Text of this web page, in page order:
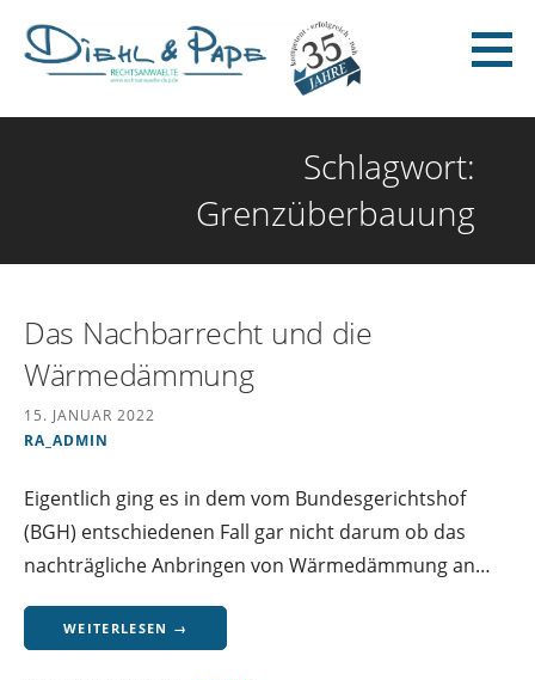
Inhalt
springen
Diehl & Pape - Rechtsanwälte
Schlagwort:
Grenzüberbauung
Das Nachbarrecht und die
Wärmedämmung
15. JANUAR 2022
RA_ADMIN
Eigentlich ging es in dem vom Bundesgerichtshof
(BGH) entschiedenen Fall gar nicht darum ob das
nachträgliche Anbringen von Wärmedämmung an…
WEITERLESEN →